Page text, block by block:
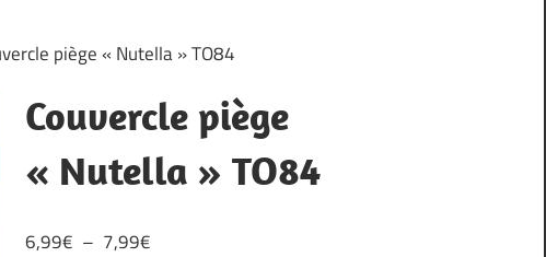
piège « Nutella » TO84
Couvercle piège
« Nutella » TO84
6,99€ – 7,99€